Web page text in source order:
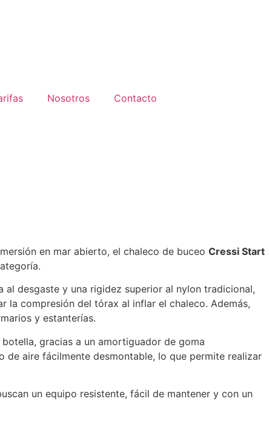
Nosotros Contacto
en mar abierto, el chaleco de buceo Cressi Start
desgaste y una rigidez superior al nylon tradicional,
la compresión del tórax al inflar el chaleco. Además,
y estanterías.
gracias a un amortiguador de goma
de aire fácilmente desmontable, lo que permite realizar
un equipo resistente, fácil de mantener y con un